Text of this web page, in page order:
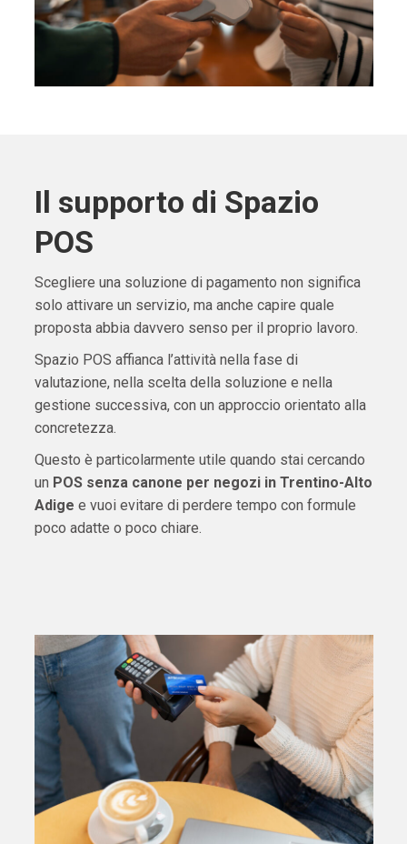
Il supporto di Spazio
POS
Scegliere una soluzione di pagamento non significa
solo attivare un servizio, ma anche capire quale
proposta abbia davvero senso per il proprio lavoro.
Spazio POS affianca l’attività nella fase di
valutazione, nella scelta della soluzione e nella
gestione successiva, con un approccio orientato alla
concretezza.
Questo è particolarmente utile quando stai cercando
un POS senza canone per negozi in Trentino-Alto
Adige e vuoi evitare di perdere tempo con formule
poco adatte o poco chiare.